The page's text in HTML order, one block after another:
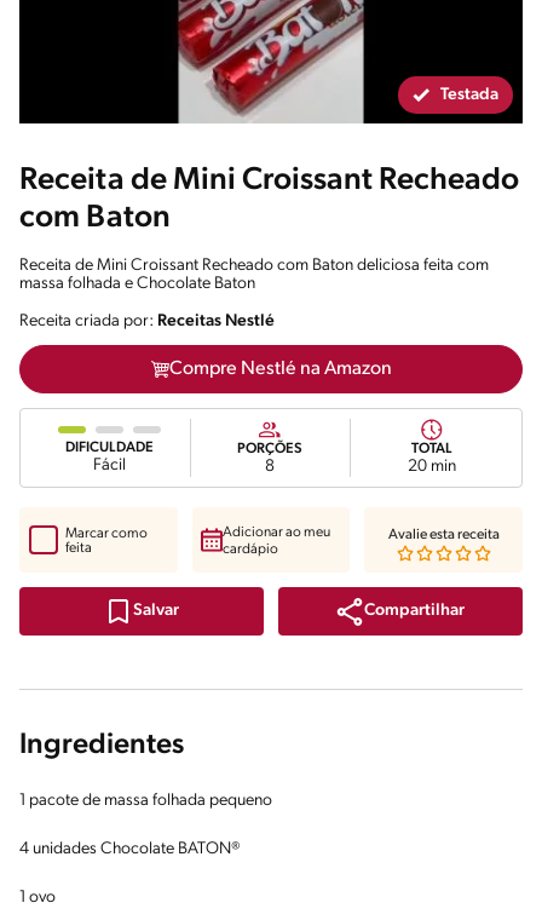
Testada
Receita de Mini Croissant Recheado
com Baton
Receita de Mini Croissant Recheado com Baton deliciosa feita com
massa folhada e Chocolate Baton
Receita criada por: Receitas Nestlé
Compre Nestlé na Amazon
DIFICULDADE
Fácil
PORÇÕES
8
TOTAL
20 min
Salvar Compartilhar
Marcar como
feita
Adicionar ao meu
cardápio
Avalie esta receita
Ingredientes
1 pacote de massa folhada pequeno
4 unidades Chocolate BATON®
1 ovo